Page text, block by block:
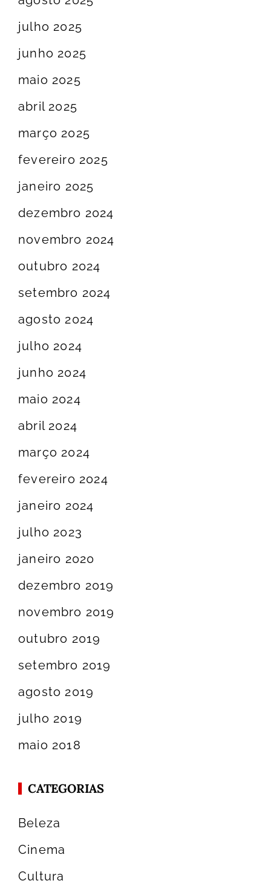
julho 2025
junho 2025
maio 2025
abril 2025
março 2025
fevereiro 2025
janeiro 2025
dezembro 2024
novembro 2024
outubro 2024
setembro 2024
agosto 2024
julho 2024
junho 2024
maio 2024
abril 2024
março 2024
fevereiro 2024
janeiro 2024
julho 2023
janeiro 2020
dezembro 2019
novembro 2019
outubro 2019
setembro 2019
agosto 2019
julho 2019
maio 2018
CATEGORIAS
Beleza
Cinema
Cultura